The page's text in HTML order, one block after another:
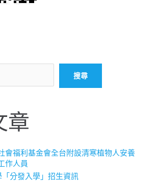
搜尋
章
會福利基金會全台附設清寒植物人安養
作人員
分發入學」招生資訊